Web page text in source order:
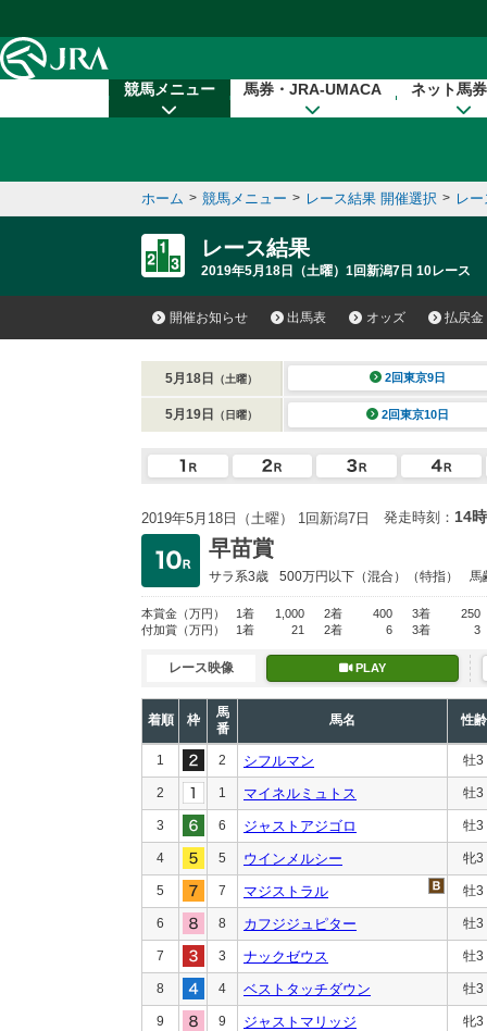
競馬メニュー 馬券・JRA-UMACA ネット馬
ホーム > 競馬メニュー > レース結果 開催選択 > レ
レース結果
2019年5月18日（土曜）1回新潟7日 10レース
開催お知らせ 出馬表 オッズ 払戻金
5月18日 （土曜） 2回東京9日
5月19日 （日曜） 2回東京10日
2019年5月18日（土曜） 1回新潟7日 発走時刻： 14
早苗賞
サラ系3歳 500万円以下 （混合）（特指） 馬
本賞金 （万円） 1着 1,000 2着 400 3着
250
付加賞 （万円） 1着 21 2着 6 3着 3
レース映像 PLAY
着順 枠
馬
番
馬名 性齢
1 2 シフルマン 牡3
2 1 マイネルミュトス 牡3
3 6 ジャストアジゴロ 牡3
4 5 ウインメルシー 牝3
5 7 マジストラル 牡3
6 8 カフジジュピター 牡3
7 3 ナックゼウス 牡3
8 4 ベストタッチダウン 牡3
9 9 ジャストマリッジ 牝3